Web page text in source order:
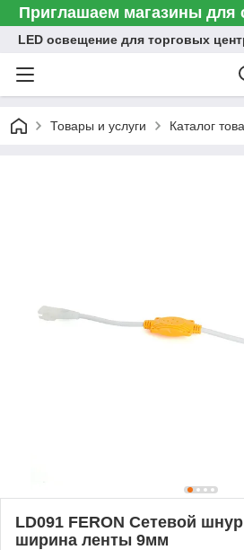
Приглашаем магазины для
LED освещение для торговых
Товары и услуги Каталог
LD091 FERON Сетевой
ширина ленты 9мм